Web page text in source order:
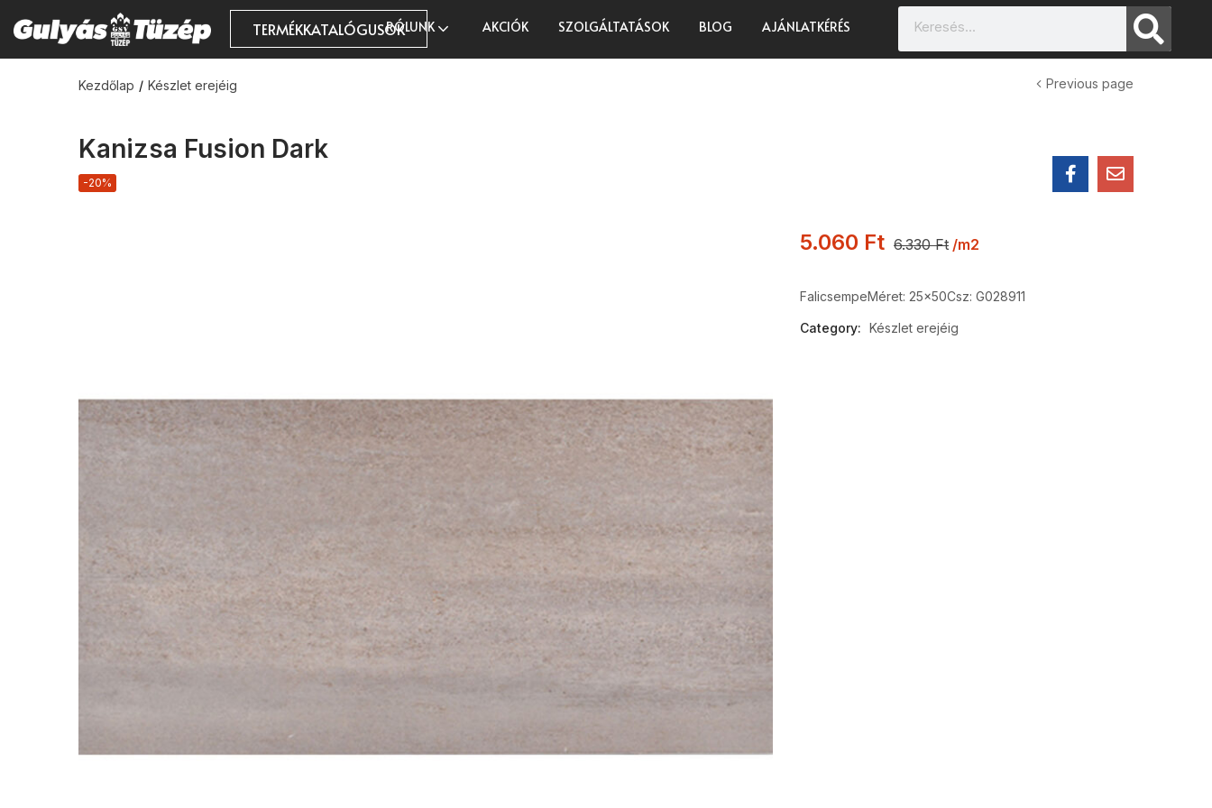
TERMÉKKATALÓGUSOKRÓLUNK AKCIÓK SZOLGÁLTATÁSOK BLOG AJÁNLATKÉRÉS
Kezdőlap Készlet erejéig Previous page
Kanizsa Fusion Dark
-20%
5.060 Ft 6.330Ft /m2
FalicsempeMéret: 25×50Csz: G028911
Category: Készlet erejéig